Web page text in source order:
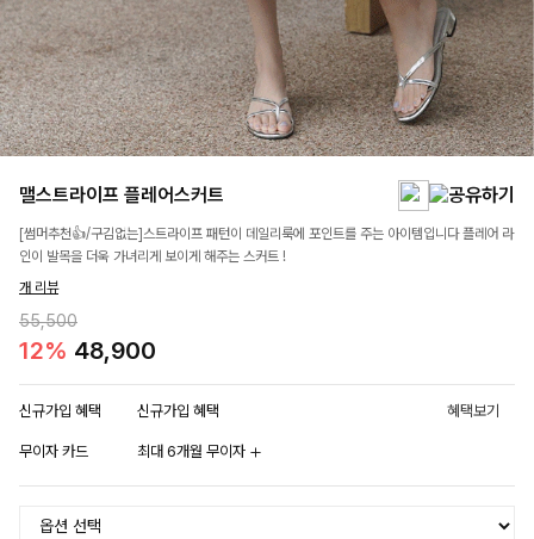
맬스트라이프 플레어스커트
[썸머추천👍/구김없는]스트라이프 패턴이 데일리룩에 포인트를 주는 아이템입니다 플레어 라
인이 발목을 더욱 가녀리게 보이게 해주는 스커트 !
개 리뷰
55,500
12% 48,900
신규가입 혜택 신규가입 혜택 혜택보기
무이자 카드 최대 6개월 무이자